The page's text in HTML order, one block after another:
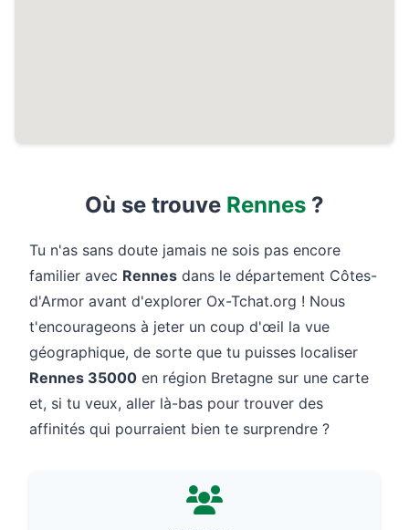
Où se trouve Rennes ?
Tu n'as sans doute jamais ne sois pas encore
familier avec Rennes dans le département Côtes-
d'Armor avant d'explorer Ox-Tchat.org ! Nous
t'encourageons à jeter un coup d'œil la vue
géographique, de sorte que tu puisses localiser
Rennes 35000 en région Bretagne sur une carte
et, si tu veux, aller là-bas pour trouver des
affinités qui pourraient bien te surprendre ?